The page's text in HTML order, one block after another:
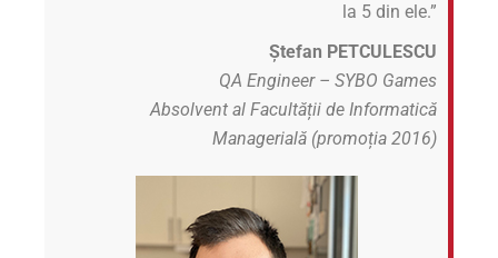
la 5 din ele.”
Ștefan PETCULESCU
QA Engineer – SYBO Games
Absolvent al Facultății de Informatică
Managerială (promoția 2016)